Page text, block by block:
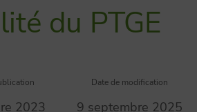
du PTGE
2023
Date de modification
9 septembre 2025